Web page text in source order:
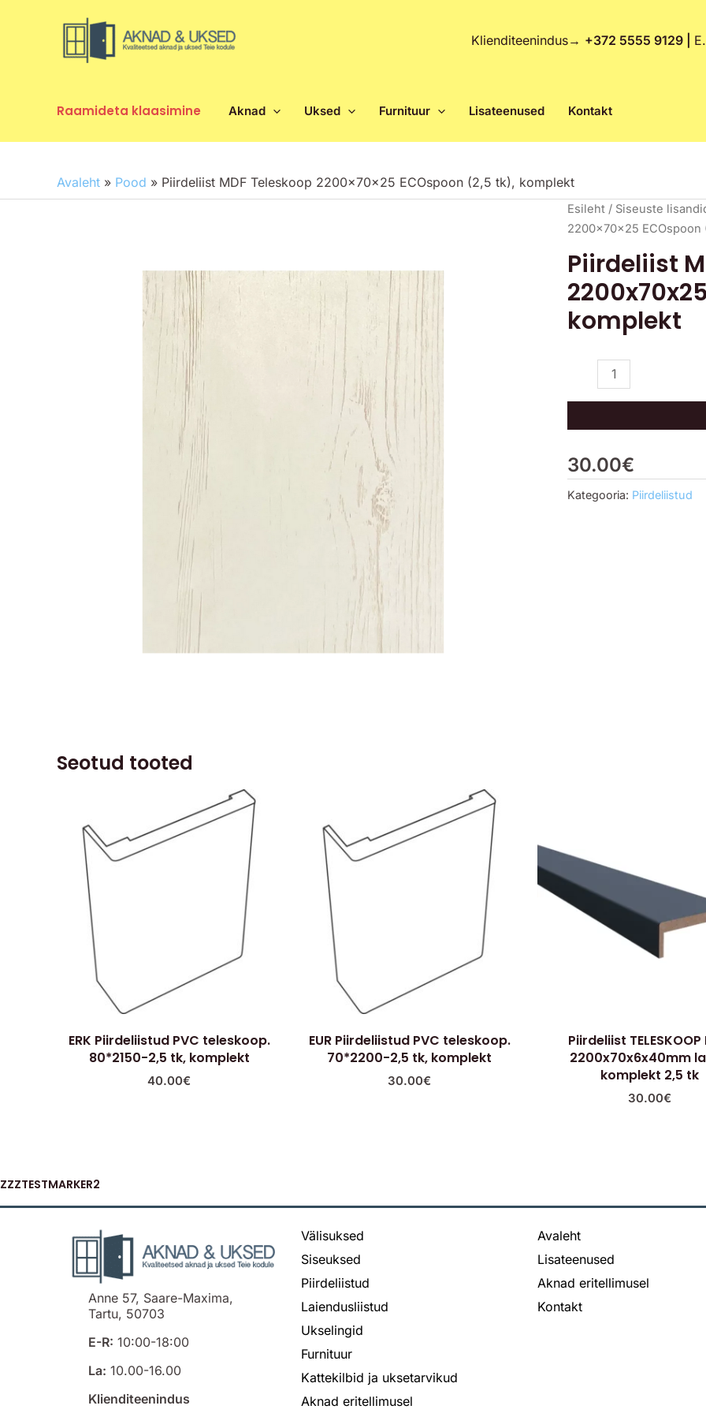
Klienditeenindus→ +372 5555 9129 |
Raamideta klaasimine Aknad Uksed Furnituur Lisateenused Kontakt
Avaleht » Pood » Piirdeliist MDF Teleskoop 2200x70x25 ECOspoon (2,5 tk), komplekt
Esileht / Siseuste
2200x70x25 ECOspoon
Piirdeliist
komplekt
30.00€
Piirdeliist
MDF
2200x70x25
ECOspoon
tk),
kogus
Kategooria: Piirdeliistud
Seotud tooted
ERK Piirdeliistud PVC teleskoop.
80*2150-2,5 tk, komplekt
40.00€
EUR Piirdeliistud PVC teleskoop.
70*2200-2,5 tk, komplekt
30.00€
Piirdeliist TELESKOOP
2200x70x6x40mm
komplekt 2,5 tk
30.00€
ZZZTESTMARKER2
Anne 57, Saare-Maxima,
Tartu, 50703
E-R: 10:00-18:00
La: 10.00-16.00
Klienditeenindus
Välisuksed
Siseuksed
Piirdeliistud
Laiendusliistud
Ukselingid
Furnituur
Kattekilbid ja uksetarvikud
Aknad eritellimusel
Avaleht
Lisateenused
Aknad eritellimusel
Kontakt